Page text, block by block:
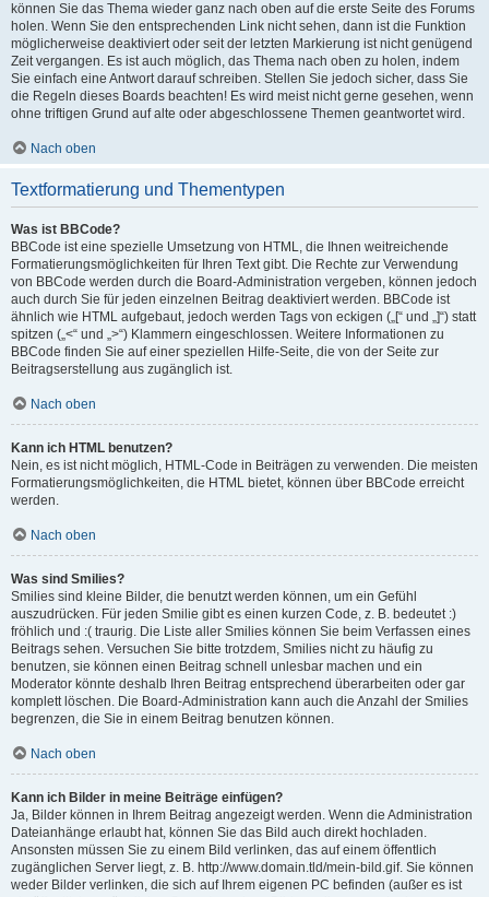
können Sie das Thema wieder ganz nach oben auf die erste Seite des Forums
holen. Wenn Sie den entsprechenden Link nicht sehen, dann ist die Funktion
möglicherweise deaktiviert oder seit der letzten Markierung ist nicht genügend
Zeit vergangen. Es ist auch möglich, das Thema nach oben zu holen, indem
Sie einfach eine Antwort darauf schreiben. Stellen Sie jedoch sicher, dass Sie
die Regeln dieses Boards beachten! Es wird meist nicht gerne gesehen, wenn
ohne triftigen Grund auf alte oder abgeschlossene Themen geantwortet wird.
Nach oben
Textformatierung und Thementypen
Was ist BBCode?
BBCode ist eine spezielle Umsetzung von HTML, die Ihnen weitreichende
Formatierungsmöglichkeiten für Ihren Text gibt. Die Rechte zur Verwendung
von BBCode werden durch die Board-Administration vergeben, können jedoch
auch durch Sie für jeden einzelnen Beitrag deaktiviert werden. BBCode ist
ähnlich wie HTML aufgebaut, jedoch werden Tags von eckigen („[“ und „]“) statt
spitzen („<“ und „>“) Klammern eingeschlossen. Weitere Informationen zu
BBCode finden Sie auf einer speziellen Hilfe-Seite, die von der Seite zur
Beitragserstellung aus zugänglich ist.
Nach oben
Kann ich HTML benutzen?
Nein, es ist nicht möglich, HTML-Code in Beiträgen zu verwenden. Die meisten
Formatierungsmöglichkeiten, die HTML bietet, können über BBCode erreicht
werden.
Nach oben
Was sind Smilies?
Smilies sind kleine Bilder, die benutzt werden können, um ein Gefühl
auszudrücken. Für jeden Smilie gibt es einen kurzen Code, z. B. bedeutet :)
fröhlich und :( traurig. Die Liste aller Smilies können Sie beim Verfassen eines
Beitrags sehen. Versuchen Sie bitte trotzdem, Smilies nicht zu häufig zu
benutzen, sie können einen Beitrag schnell unlesbar machen und ein
Moderator könnte deshalb Ihren Beitrag entsprechend überarbeiten oder gar
komplett löschen. Die Board-Administration kann auch die Anzahl der Smilies
begrenzen, die Sie in einem Beitrag benutzen können.
Nach oben
Kann ich Bilder in meine Beiträge einfügen?
Ja, Bilder können in Ihrem Beitrag angezeigt werden. Wenn die Administration
Dateianhänge erlaubt hat, können Sie das Bild auch direkt hochladen.
Ansonsten müssen Sie zu einem Bild verlinken, das auf einem öffentlich
zugänglichen Server liegt, z. B. http://www.domain.tld/mein-bild.gif. Sie können
weder Bilder verlinken, die sich auf Ihrem eigenen PC befinden (außer es ist